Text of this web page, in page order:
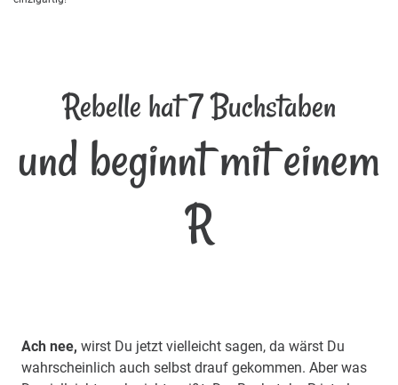
Rebelle hat 7 Buchstaben
und beginnt mit einem
R
Ach nee, wirst Du jetzt vielleicht sagen, da wärst Du
wahrscheinlich auch selbst drauf gekommen. Aber was